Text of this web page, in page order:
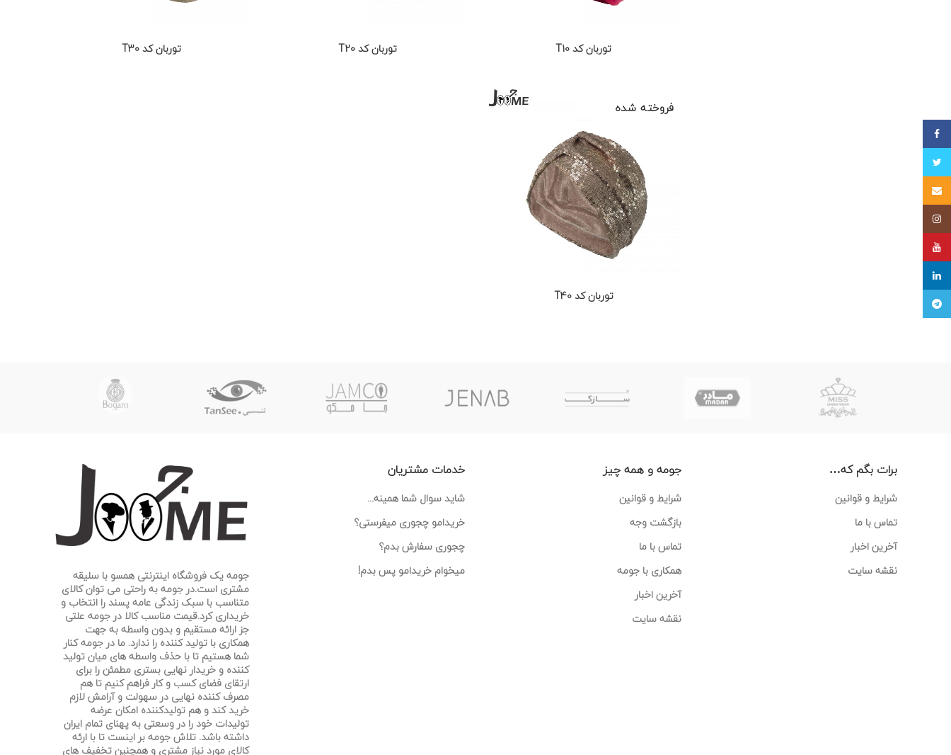
توربان کد T10 توربان کد T20 توربان کد T30
فروخته شده
توربان کد T40
برات بگم که…
شرایط و قوانین
تماس با ما
آخرین اخبار
نقشه سایت
جومه و همه چیز
شرایط و قوانین
بازگشت وجه
تماس با ما
همکاری با جومه
آخرین اخبار
نقشه سایت
خدمات مشتریان
شاید سوال شما همینه...
خریدامو چجوری میفرستی؟
چجوری سفارش بدم؟
میخوام خریدامو پس بدم!
جومه یک فروشگاه اینترنتی همسو با سلیقه
مشتری است.در جومه به راحتی می توان کالای
متناسب با سبک زندگی عامه پسند را انتخاب و
خریداری کرد.قیمت مناسب کالا در جومه علتی
جز ارائه مستقیم و بدون واسطه به جهت
همکاری با تولید کننده را ندارد. ما در جومه کنار
شما هستیم تابا حذف واسطه های میان تولید
کننده و خریدار نهایی بستری مطمئن را برای
ارتقای فضای کسب و کار فراهم کنیم تا هم
مصرف کننده نهایی در سهولت و آرامش لازم
خرید کند و هم تولیدکننده امکان عرضه
تولیدات خود را در وسعتی به پهنای تمام ایران
داشته باشد. تلاش جومه بر اینست تا با ارئه
کالای مورد نیاز مشتری و همچنین تخفیف های